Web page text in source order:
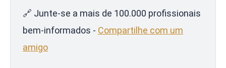
🔗 Junte-se a mais de 100.000 profissionais
bem-informados - Compartilhe com um
amigo